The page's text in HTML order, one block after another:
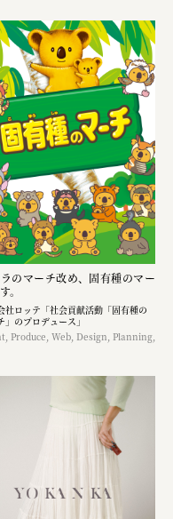
のマーチ改め、固有種のマー
。
社ロッテ「社会貢献活動「固有種の
」のプロデュース」
Produce, Web, Design, Planning,